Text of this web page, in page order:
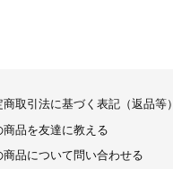
商取引法に基づく表記（返品等）
商品を友達に教える
商品について問い合わせる